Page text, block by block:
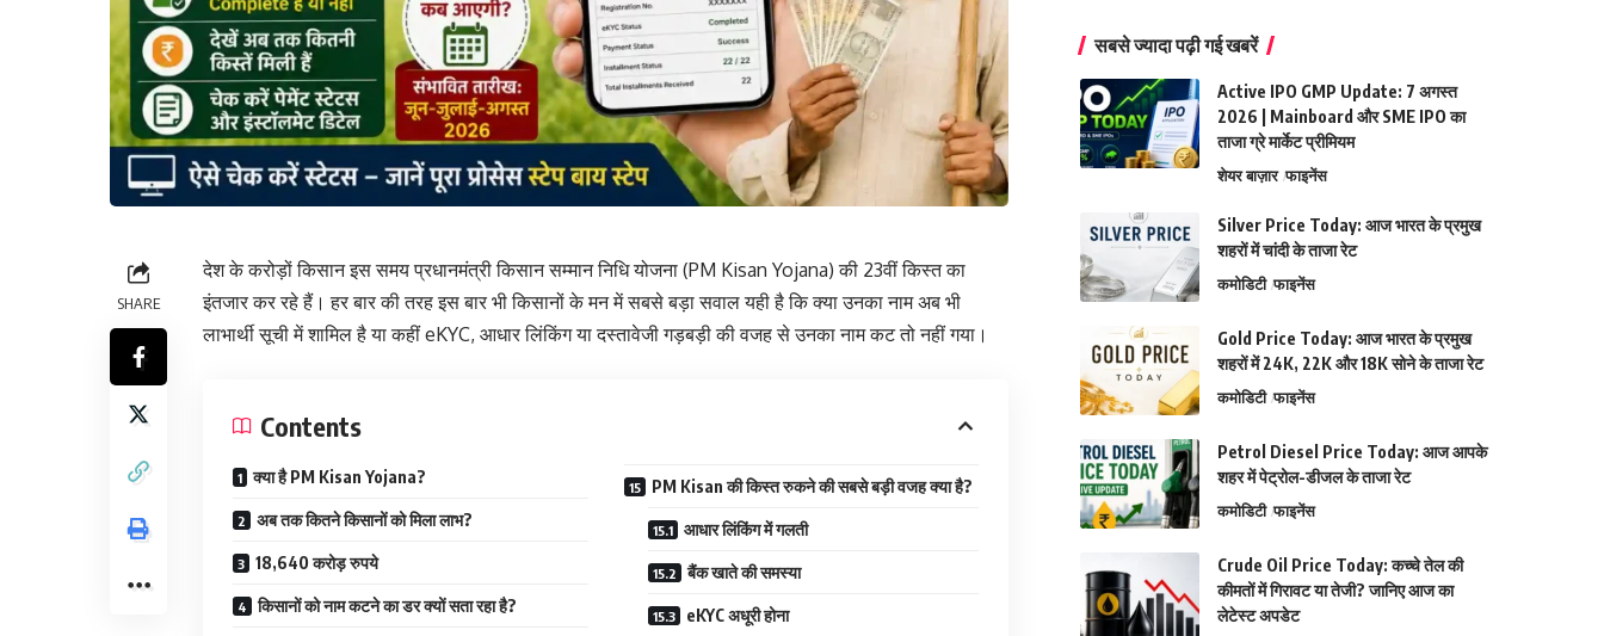
SHARE
देश के करोड़ों किसान इस समय प्रधानमंत्री किसान सम्मान निधि योजना (PM Kisan Yojana) की 23वीं किस्त का
इंतजार कर रहे हैं। हर बार की तरह इस बार भी किसानों के मन में सबसे बड़ा सवाल यही है कि क्या उनका नाम अब भी
लाभार्थी सूची में शामिल है या कहीं eKYC, आधार लिंकिंग या दस्तावेजी गड़बड़ी की वजह से उनका नाम कट तो नहीं गया।
Contents
क्या है PM Kisan Yojana?
अब तक कितने किसानों को मिला लाभ?
18,640 करोड़ रुपये
किसानों को नाम कटने का डर क्यों सता रहा है?
PM Kisan की किस्त रुकने की सबसे बड़ी वजह क्या है?
आधार लिंकिंग में गलती
बैंक खाते की समस्या
eKYC अधूरी होना
सबसे ज्यादा पढ़ी गई खबरें
Active IPO GMP Update: 7 अगस्त
2026 | Mainboard और SME IPO का
ताजा ग्रे मार्केट प्रीमियम
शेयर बाज़ार फाइनेंस
Silver Price Today: आज भारत के प्रमुख
शहरों में चांदी के ताजा रेट
कमोडिटी फाइनेंस
Gold Price Today: आज भारत के प्रमुख
शहरों में 24K, 22K और 18K सोने के ताजा रेट
कमोडिटी फाइनेंस
Petrol Diesel Price Today: आज आपके
शहर में पेट्रोल-डीजल के ताजा रेट
कमोडिटी फाइनेंस
Crude Oil Price Today: कच्चे तेल की
कीमतों में गिरावट या तेजी? जानिए आज का
लेटेस्ट अपडेट